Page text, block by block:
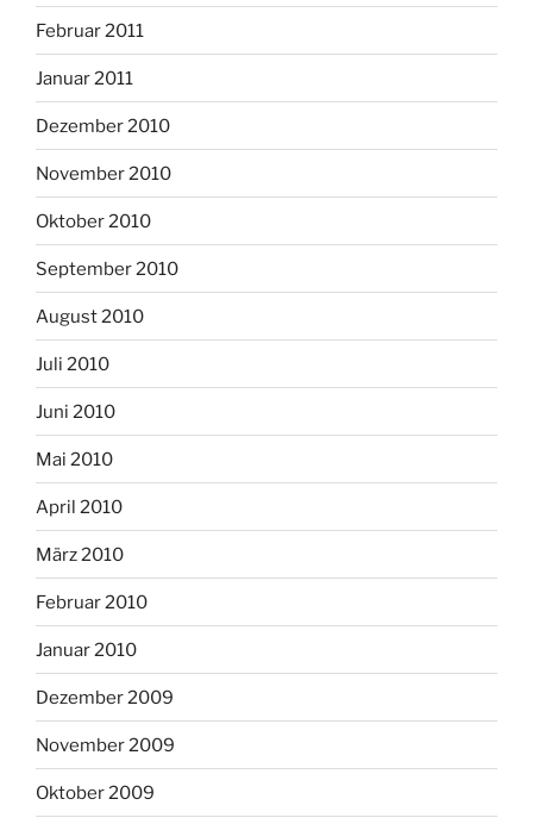
Februar 2011
Januar 2011
Dezember 2010
November 2010
Oktober 2010
September 2010
August 2010
Juli 2010
Juni 2010
Mai 2010
April 2010
März 2010
Februar 2010
Januar 2010
Dezember 2009
November 2009
Oktober 2009